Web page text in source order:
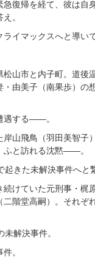
復帰を経て、彼は自
。
イマックスへと導い
山市と内子町。道後
由美子（南果歩）の
遇する――。
山飛鳥（羽田美智子
ふと訪れる沈黙――。
きた未解決事件へと
けていた元刑事・梶
階堂高嗣）。それぞ
解決事件。
。